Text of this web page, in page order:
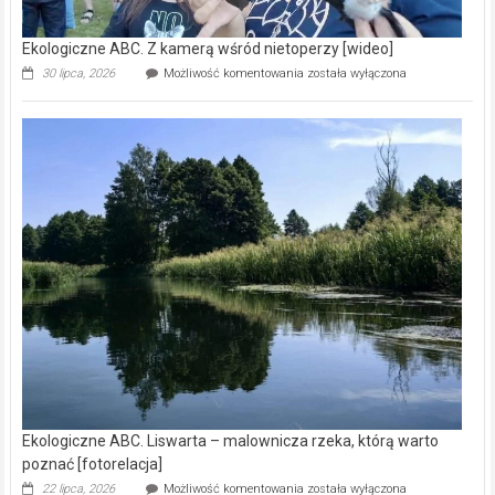
Ekologiczne ABC. Z kamerą wśród nietoperzy [wideo]
30 lipca, 2026 Możliwość komentowania Ekologiczne
kamerą
wśród
została wyłączona
Ekologiczne ABC. Liswarta – malownicza rzeka, którą warto
poznać [fotorelacja]
22 lipca, 2026 Możliwość komentowania Ekologiczne
została wyłączona